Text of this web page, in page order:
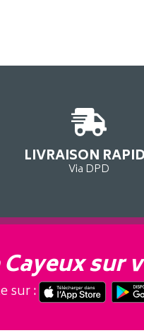
LIVRAISON
Via DPD
sur
sur :